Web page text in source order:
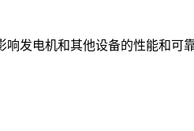
发电机和其他设备的性能和可靠